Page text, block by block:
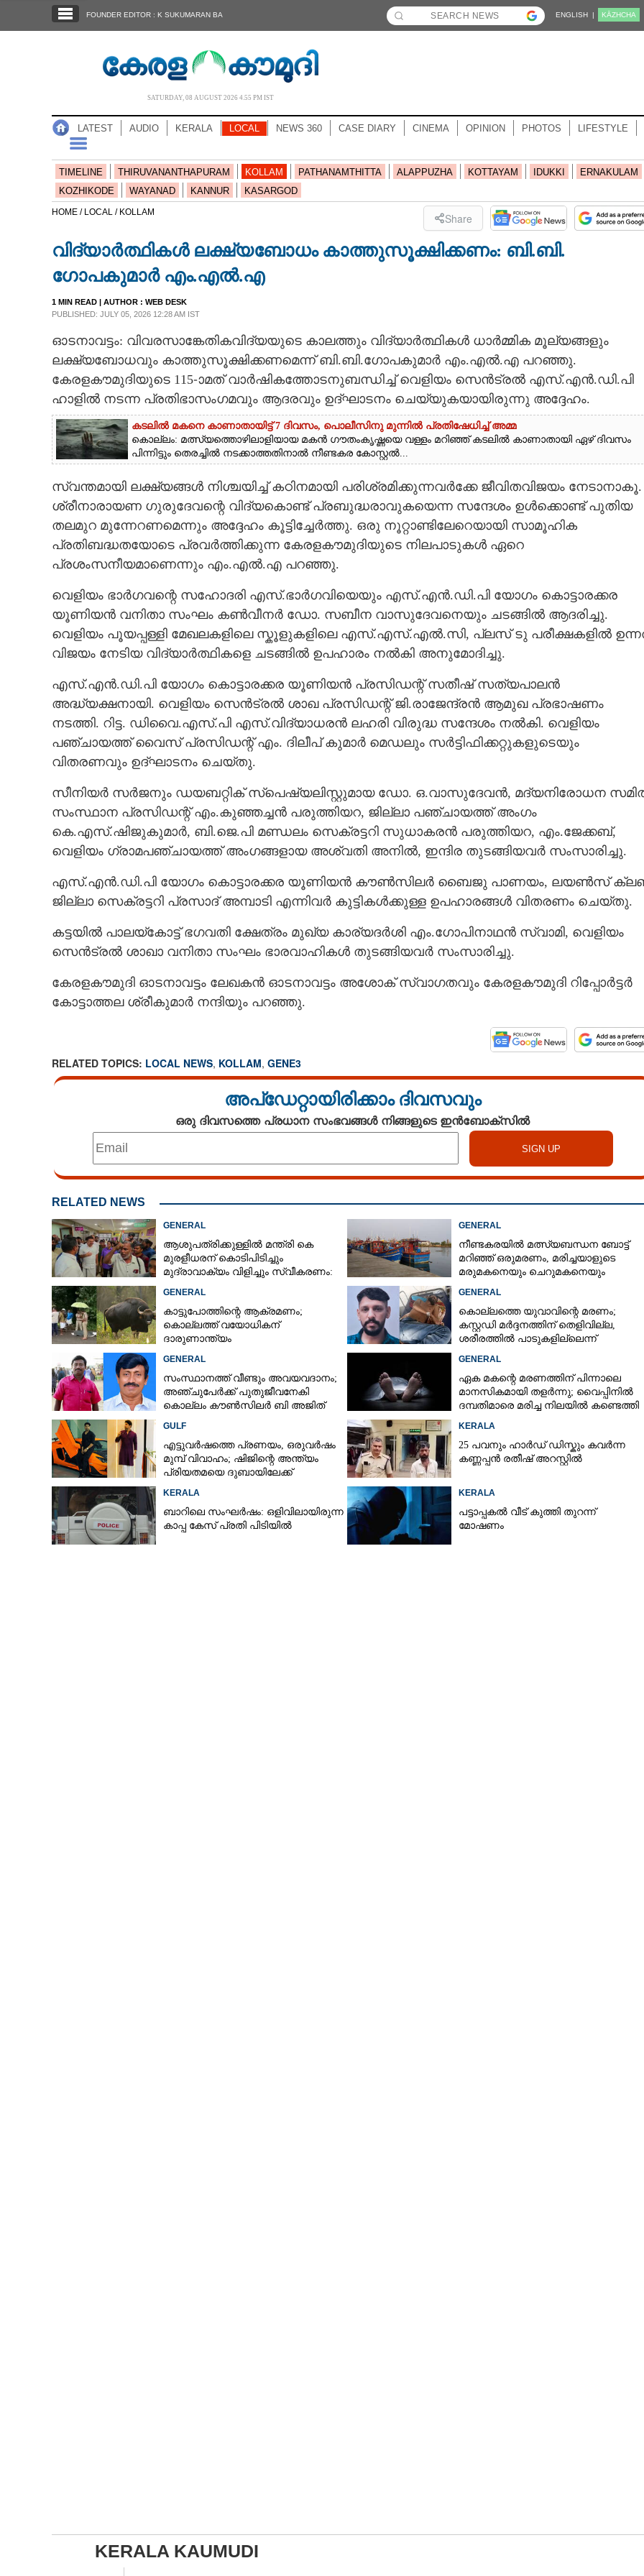
NOTIFIED NEWS
NEWS 360
OPINION
PHOTOS
LIFESTYLE
SPIRITUAL
LITERATURE
CONTACT US
FOUNDER EDITOR : K SUKUMARAN BA ENGLISH | KĀZHCHA
SATURDAY, 08 AUGUST 2026 4.55 PM IST
LATEST AUDIO KERALA LOCAL NEWS 360 CASE DIARY CINEMA OPINION PHOTOS LIFESTYLE
TIMELINE THIRUVANANTHAPURAM KOLLAM PATHANAMTHITTA ALAPPUZHA KOTTAYAM IDUKKI
ERNAKULAM
KOZHIKODE
WAYANAD KANNUR KASARGOD
HOME / LOCAL / KOLLAM Share
വിദ്യാർത്ഥികൾ ലക്ഷ്യബോധം കാത്തുസൂക്ഷിക്കണം: ബി.ബി.
ഗോപകുമാർ എം.എൽ.എ
1 MIN READ | AUTHOR : WEB DESK
PUBLISHED: JULY 05, 2026 12:28 AM IST
ഓടനാവട്ടം: വിവരസാങ്കേതികവിദ്യയുടെ കാലത്തും വിദ്യാർത്ഥികൾ ധാർമ്മിക മൂല്യങ്ങളും
ലക്ഷ്യബോധവും കാത്തുസൂക്ഷിക്കണമെന്ന് ബി.ബി.ഗോപകുമാർ എം.എൽ.എ പറഞ്ഞു.
കേരളകൗമുദിയുടെ 115-ാമത് വാർഷികത്തോടനുബന്ധിച്ച് വെളിയം സെൻട്രൽ എസ്.എൻ.ഡി.പി
ഹാളിൽ നടന്ന പ്രതിഭാസംഗമവും ആദരവും ഉദ്ഘാടനം ചെയ്യുകയായിരുന്നു അദ്ദേഹം.
കടലിൽ മകനെ കാണാതായിട്ട് 7 ദിവസം, പൊലീസിനു മുന്നിൽ പ്രതിഷേധിച്ച് അമ്മ
കൊല്ലം: മത്സ്യത്തൊഴിലാളിയായ മകൻ ഗൗതംകൃഷ്ണയെ വള്ളം മറിഞ്ഞ് കടലിൽ കാണാതായി ഏഴ് ദിവസം
പിന്നിട്ടും തെരച്ചിൽ നടക്കാത്തതിനാൽ നീണ്ടകര കോസ്റ്റൽ...
സ്വന്തമായി ലക്ഷ്യങ്ങൾ നിശ്ചയിച്ച് കഠിനമായി പരിശ്രമിക്കുന്നവർക്കേ ജീവിതവിജയം നേടാനാകൂ.
ശ്രീനാരായണ ഗുരുദേവന്റെ വിദ്യകൊണ്ട് പ്രബുദ്ധരാവുകയെന്ന സന്ദേശം ഉൾക്കൊണ്ട് പുതിയ
തലമുറ മുന്നേറണമെന്നും അദ്ദേഹം കൂട്ടിച്ചേർത്തു. ഒരു നൂറ്റാണ്ടിലേറെയായി സാമൂഹിക
പ്രതിബദ്ധതയോടെ പ്രവർത്തിക്കുന്ന കേരളകൗമുദിയുടെ നിലപാടുകൾ ഏറെ
പ്രശംസനീയമാണെന്നും എം.എൽ.എ പറഞ്ഞു.
വെളിയം ഭാർഗവന്റെ സഹോദരി എസ്.ഭാർഗവിയെയും എസ്.എൻ.ഡി.പി യോഗം കൊട്ടാരക്കര
യൂണിയൻ വനിതാ സംഘം കൺവീനർ ഡോ. സബീന വാസുദേവനെയും ചടങ്ങിൽ ആദരിച്ചു.
വെളിയം പൂയപ്പള്ളി മേഖലകളിലെ സ്കൂളുകളിലെ എസ്.എസ്.എൽ.സി, പ്ലസ് ടു പരീക്ഷകളിൽ
വിജയം നേടിയ വിദ്യാർത്ഥികളെ ചടങ്ങിൽ ഉപഹാരം നൽകി അനുമോദിച്ചു.
എസ്.എൻ.ഡി.പി യോഗം കൊട്ടാരക്കര യൂണിയൻ പ്രസിഡന്റ് സതീഷ് സത്യപാലൻ
അദ്ധ്യക്ഷനായി. വെളിയം സെൻട്രൽ ശാഖ പ്രസിഡന്റ്‌ ജി.രാജേന്ദ്രൻ ആമുഖ പ്രഭാഷണം
നടത്തി. റിട്ട. ഡിവൈ.എസ്.പി എസ്.വിദ്യാധരൻ ലഹരി വിരുദ്ധ സന്ദേശം നൽകി. വെളിയം
പഞ്ചായത്ത്‌ വൈസ് പ്രസിഡന്റ്‌ എം. ദിലീപ് കുമാർ മെഡലും സർട്ടിഫിക്കറ്റുകളുടെയും
വിതരണവും ഉദ്ഘാടനം ചെയ്തു.
സീനിയർ സർജനും ഡയബറ്റിക് സ്പെഷ്യലിസ്റ്റുമായ ഡോ. ഒ.വാസുദേവൻ, മദ്യനിരോധന
സംസ്ഥാന പ്രസിഡന്റ്‌ എം.കുഞ്ഞച്ചൻ പരുത്തിയറ, ജില്ലാ പഞ്ചായത്ത്‌ അംഗം
കെ.എസ്.ഷിജുകുമാർ, ബി.ജെ.പി മണ്ഡലം സെക്രട്ടറി സുധാകരൻ പരുത്തിയറ, എം.ജേക്കബ്,
വെളിയം ഗ്രാമപഞ്ചായത്ത് അംഗങ്ങളായ അശ്വതി അനിൽ, ഇന്ദിര തുടങ്ങിയവർ സംസാരിച്ചു.
എസ്.എൻ.ഡി.പി യോഗം കൊട്ടാരക്കര യൂണിയൻ കൗൺസിലർ ബൈജു പാണയം, ലയൺസ്
ജില്ലാ സെക്രട്ടറി പ്രസാദ് അമ്പാടി എന്നിവർ കുട്ടികൾക്കുള്ള ഉപഹാരങ്ങൾ വിതരണം ചെയ്തു.
കട്ടയിൽ പാലയ്കോട്ട് ഭഗവതി ക്ഷേത്രം മുഖ്യ കാര്യദർശി എം.ഗോപിനാഥൻ സ്വാമി, വെളിയം
സെൻട്രൽ ശാഖാ വനിതാ സംഘം ഭാരവാഹികൾ തുടങ്ങിയവർ സംസാരിച്ചു.
കേരളകൗമുദി ഓടനാവട്ടം ലേഖകൻ ഓടനാവട്ടം അശോക് സ്വാഗതവും കേരളകൗമുദി റിപ്പോർട്ടർ
കോട്ടാത്തല ശ്രീകുമാർ നന്ദിയും പറഞ്ഞു.
RELATED TOPICS: LOCAL NEWS, KOLLAM, GENE3
അപ്ഡേറ്റായിരിക്കാം ദിവസവും
ഒരു ദിവസത്തെ പ്രധാന സംഭവങ്ങൾ നിങ്ങളുടെ ഇൻബോക്സിൽ
RELATED NEWS
GENERAL
ആശുപത്രിക്കുള്ളിൽ മന്ത്രി കെ
മുരളീധരന് കൊടിപിടിച്ചും
മുദ്രാവാക്യം വിളിച്ചും സ്വീകരണം:
GENERAL
നീണ്ടകരയിൽ മത്സ്യബന്ധന ബോട്ട്
മറിഞ്ഞ്​ ഒരുമരണം,​ മരിച്ചയാളുടെ
മരുമകനെയും ചെറുമകനെയും
GENERAL
കാട്ടുപോത്തിന്റെ ആക്രമണം;
കൊല്ലത്ത് വയോധികന്
ദാരുണാന്ത്യം
GENERAL
കൊല്ലത്തെ യുവാവിന്റെ മരണം;
കസ്റ്റഡി മർദ്ദനത്തിന് തെളിവില്ല,
ശരീരത്തിൽ പാടുകളില്ലെന്ന്
GENERAL
സംസ്ഥാനത്ത് വീണ്ടും അവയവദാനം;
അഞ്ചുപേർക്ക് പുതുജീവനേകി
കൊല്ലം കൗൺസിലർ ബി അജിത്
GENERAL
ഏക മകന്റെ മരണത്തിന് പിന്നാലെ
മാനസികമായി തളർന്നു; വൈപ്പിനിൽ
ദമ്പതിമാരെ മരിച്ച നിലയിൽ കണ്ടെത്തി
GULF
എട്ടുവർഷത്തെ പ്രണയം,​ ഒരുവർഷം
മുമ്പ് വിവാഹം; ഷിജിന്റെ അന്ത്യം
പ്രിയതമയെ ദുബായിലേക്ക്
KERALA
25 പവനും ഹാർഡ് ഡിസ്കും കവർന്ന
കണ്ണപ്പൻ രതീഷ് അറസ്റ്റിൽ
KERALA
ബാറിലെ സംഘർഷം: ഒളിവിലായിരുന്ന
കാപ്പ കേസ് പ്രതി പിടിയിൽ
KERALA
പട്ടാപ്പകൽ വീട് കുത്തി തുറന്ന്
മോഷണം
KERALA KAUMUDI